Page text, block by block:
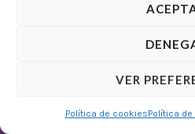
VER
Política de cookiesPolítica de
© 2026 Tienda Mulligan │